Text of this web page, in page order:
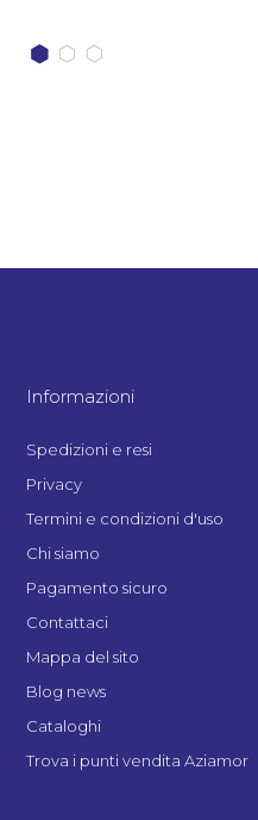
Informazioni
Spedizioni e resi
Privacy
Termini e condizioni d'uso
Chi siamo
Pagamento sicuro
Contattaci
Mappa del sito
Blog news
Cataloghi
Trova i punti vendita Aziamor